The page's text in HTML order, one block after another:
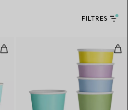
FILTRES
Tasses à espresso Tiffany en